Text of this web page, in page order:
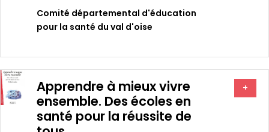
Comité départemental d'éducation
pour la santé du val d'oise
Apprendre à mieux vivre
ensemble. Des écoles en
santé pour la réussite de
+